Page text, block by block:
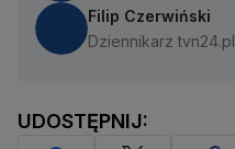
Filip Czerwiński
Dziennikarz tvn24.pl
UDOSTĘPNIJ: